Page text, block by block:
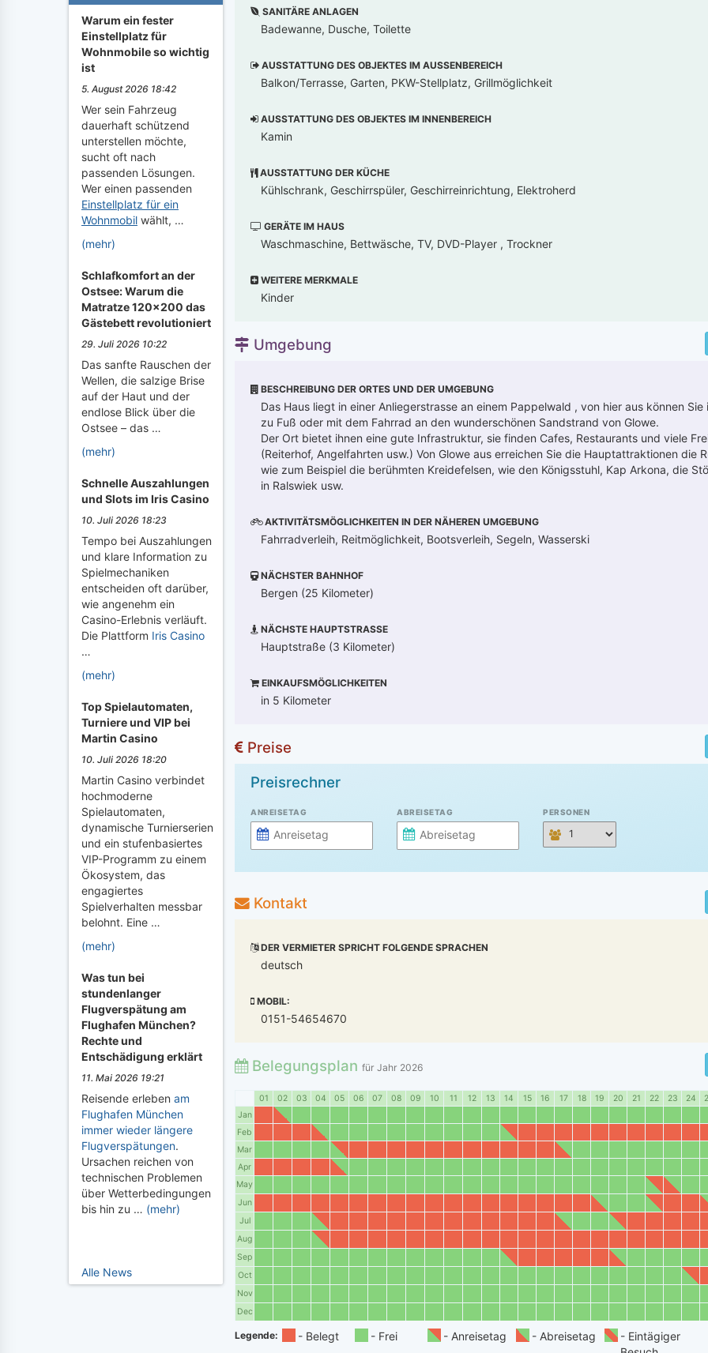
Warum ein fester
Einstellplatz für
Wohnmobile so wichtig
ist
5. August 2026 18:42
Wer sein Fahrzeug
dauerhaft schützend
unterstellen möchte,
sucht oft nach
passenden Lösungen.
Wer einen passenden
Einstellplatz für ein
Wohnmobil wählt, …
(mehr)
Schlafkomfort an der
Ostsee: Warum die
Matratze 120x200 das
Gästebett revolutioniert
29. Juli 2026 10:22
Das sanfte Rauschen der
Wellen, die salzige Brise
auf der Haut und der
endlose Blick über die
Ostsee – das …
(mehr)
Schnelle Auszahlungen
und Slots im Iris Casino
10. Juli 2026 18:23
Tempo bei Auszahlungen
und klare Information zu
Spielmechaniken
entscheiden oft darüber,
wie angenehm ein
Casino-Erlebnis verläuft.
Die Plattform Iris Casino
…
(mehr)
Top Spielautomaten,
Turniere und VIP bei
Martin Casino
10. Juli 2026 18:20
Martin Casino verbindet
hochmoderne
Spielautomaten,
dynamische Turnierserien
und ein stufenbasiertes
VIP-Programm zu einem
Ökosystem, das
engagiertes
Spielverhalten messbar
belohnt. Eine …
(mehr)
Was tun bei
stundenlanger
Flugverspätung am
Flughafen München?
Rechte und
Entschädigung erklärt
11. Mai 2026 19:21
Reisende erleben am
Flughafen München
immer wieder längere
Flugverspätungen.
Ursachen reichen von
technischen Problemen
über Wetterbedingungen
bis hin zu … (mehr)
Alle News
SANITÄRE ANLAGEN
Badewanne, Dusche, Toilette
AUSSTATTUNG DES OBJEKTES IM AUSSENBEREICH
Balkon/Terrasse, Garten, PKW-Stellplatz, Grillmöglichkeit
AUSSTATTUNG DES OBJEKTES IM INNENBEREICH
Kamin
AUSSTATTUNG DER KÜCHE
Kühlschrank, Geschirrspüler, Geschirreinrichtung, Elektroherd
GERÄTE IM HAUS
Waschmaschine, Bettwäsche, TV, DVD-Player , Trockner
WEITERE MERKMALE
Kinder
Umgebung
BESCHREIBUNG DER ORTES UND DER UMGEBUNG
Das Haus liegt in einer Anliegerstrasse an einem Pappelwald , von hier aus können Sie
zu Fuß oder mit dem Fahrrad an den wunderschönen Sandstrand von Glowe.
Der Ort bietet ihnen eine gute Infrastruktur, sie finden Cafes, Restaurants und viele
(Reiterhof, Angelfahrten usw.) Von Glowe aus erreichen Sie die Hauptattraktionen die
wie zum Beispiel die berühmten Kreidefelsen, wie den Königsstuhl, Kap Arkona, die
in Ralswiek usw.
AKTIVITÄTSMÖGLICHKEITEN IN DER NÄHEREN UMGEBUNG
Fahrradverleih, Reitmöglichkeit, Bootsverleih, Segeln, Wasserski
NÄCHSTER BAHNHOF
Bergen (25 Kilometer)
NÄCHSTE HAUPTSTRASSE
Hauptstraße (3 Kilometer)
EINKAUFSMÖGLICHKEITEN
in 5 Kilometer
Preise
Preisrechner
ANREISETAG ABREISETAG PERSONEN
Kontakt
DER VERMIETER SPRICHT FOLGENDE SPRACHEN
deutsch
MOBIL:
0151-54654670
Belegungsplan für Jahr 2026
01 02 03 04 05 06 07 08 09 10 11 12 13 14 15 16 17 18 19 20 21 22 23 24
Jan
Feb
Mar
Apr
May
Jun
Jul
Aug
Sep
Oct
Nov
Dec
Legende: